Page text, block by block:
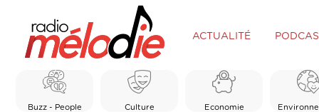
ACTUALITÉ
Buzz - People Culture Economie